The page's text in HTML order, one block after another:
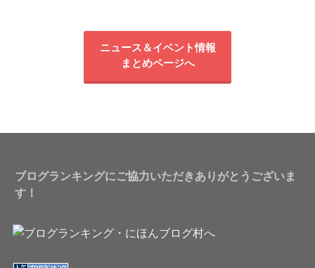
ニュース＆イベント情報
まとめページへ
ブログランキングにご協力いただきありがとうございま
す！